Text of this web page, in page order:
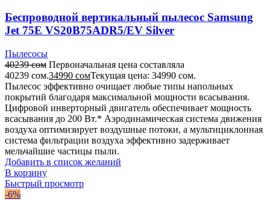
Беспроводной вертикальный пылесос Samsung
Jet 75E VS20B75ADR5/EV Silver
Пылесосы
40239сом Первоначальная цена составляла
40239 сом.34990 сомТекущая цена: 34990 сом.
Пылесос эффективно очищает любые типы напольных
покрытий благодаря максимальной мощности всасывания.
Цифровой инверторный двигатель обеспечивает мощность
всасывания до 200 Вт.* Аэродинамическая система движения
воздуха оптимизирует воздушные потоки, а мультициклонная
система фильтрации воздуха эффективно задерживает
мельчайшие частицы пыли.
Добавить в список желаний
В корзину
Быстрый просмотр
-6%